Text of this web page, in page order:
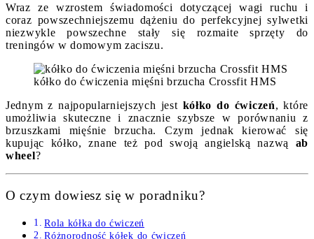
Wraz ze wzrostem świadomości dotyczącej wagi ruchu i
coraz powszechniejszemu dążeniu do perfekcyjnej sylwetki
niezwykle powszechne stały się rozmaite sprzęty do
treningów w domowym zaciszu.
kółko do ćwiczenia mięśni brzucha Crossfit HMS
Jednym z najpopularniejszych jest kółko do ćwiczeń, które
umożliwia skuteczne i znacznie szybsze w porównaniu z
brzuszkami mięśnie brzucha. Czym jednak kierować się
kupując kółko, znane też pod swoją angielską nazwą ab
wheel?
O czym dowiesz się w poradniku?
Rola kółka do ćwiczeń
Różnorodność kółek do ćwiczeń